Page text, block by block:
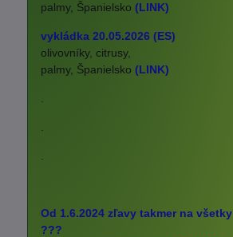
palmy, Španielsko (LINK)
vykládka 20.05.2026 (ES)
olivovníky, citrusy,
palmy, Španielsko (LINK)
Od 1.6.2024 zľavy takmer na všetky
???